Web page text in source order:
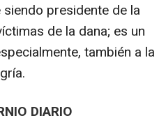
presidente de la
de la dana; es un
también a la
DIARIO